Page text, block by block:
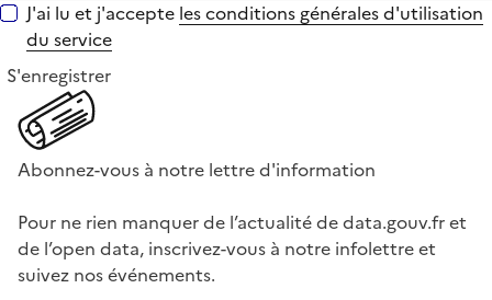
J'ai lu et j'accepte les conditions générales d'utilisation
du service
S'enregistrer
Abonnez-vous à notre lettre d'information
Pour ne rien manquer de l’actualité de data.gouv.fr et
de l’open data, inscrivez-vous à notre infolettre et
suivez nos événements.